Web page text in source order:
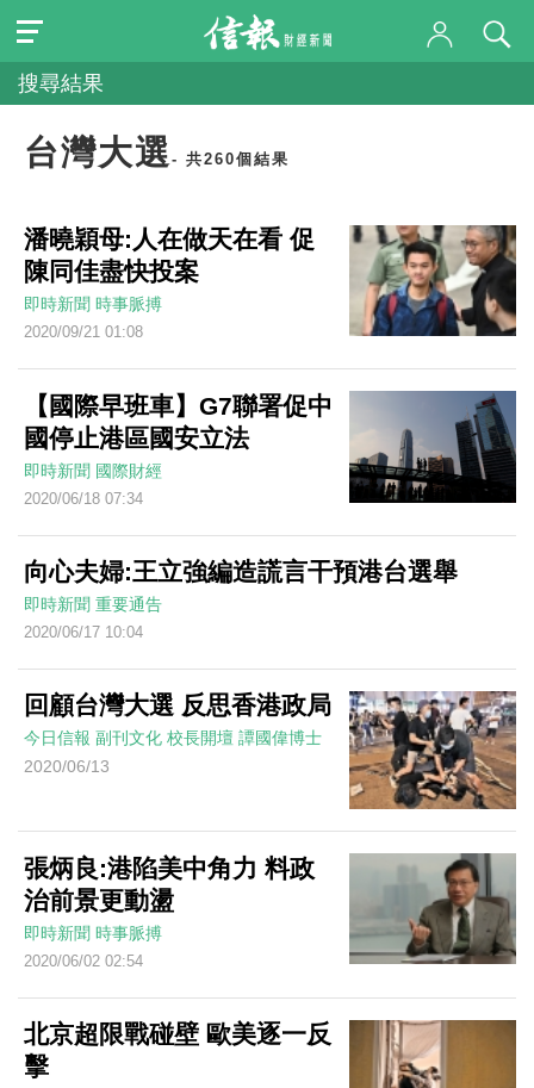
搜尋結果
台灣大選 - 共260個結果
潘曉穎母:人在做天在看 促
陳同佳盡快投案
即時新聞 時事脈搏
2020/09/21 01:08
【國際早班車】G7聯署促中
國停止港區國安立法
即時新聞 國際財經
2020/06/18 07:34
向心夫婦:王立強編造謊言干預港台選舉
即時新聞 重要通告
2020/06/17 10:04
回顧台灣大選 反思香港政局
今日信報 副刊文化 校長開壇 譚國偉博士
2020/06/13
張炳良:港陷美中角力 料政
治前景更動盪
即時新聞 時事脈搏
2020/06/02 02:54
北京超限戰碰壁 歐美逐一反
擊